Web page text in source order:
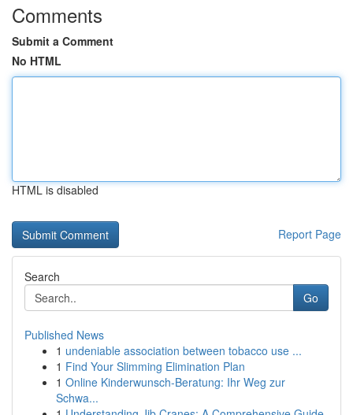
Comments
Submit a Comment
No HTML
HTML is disabled
Report Page
Search
Go
Published News
1 undeniable association between tobacco use ...
1 Find Your Slimming Elimination Plan
1 Online Kinderwunsch-Beratung: Ihr Weg zur
Schwa...